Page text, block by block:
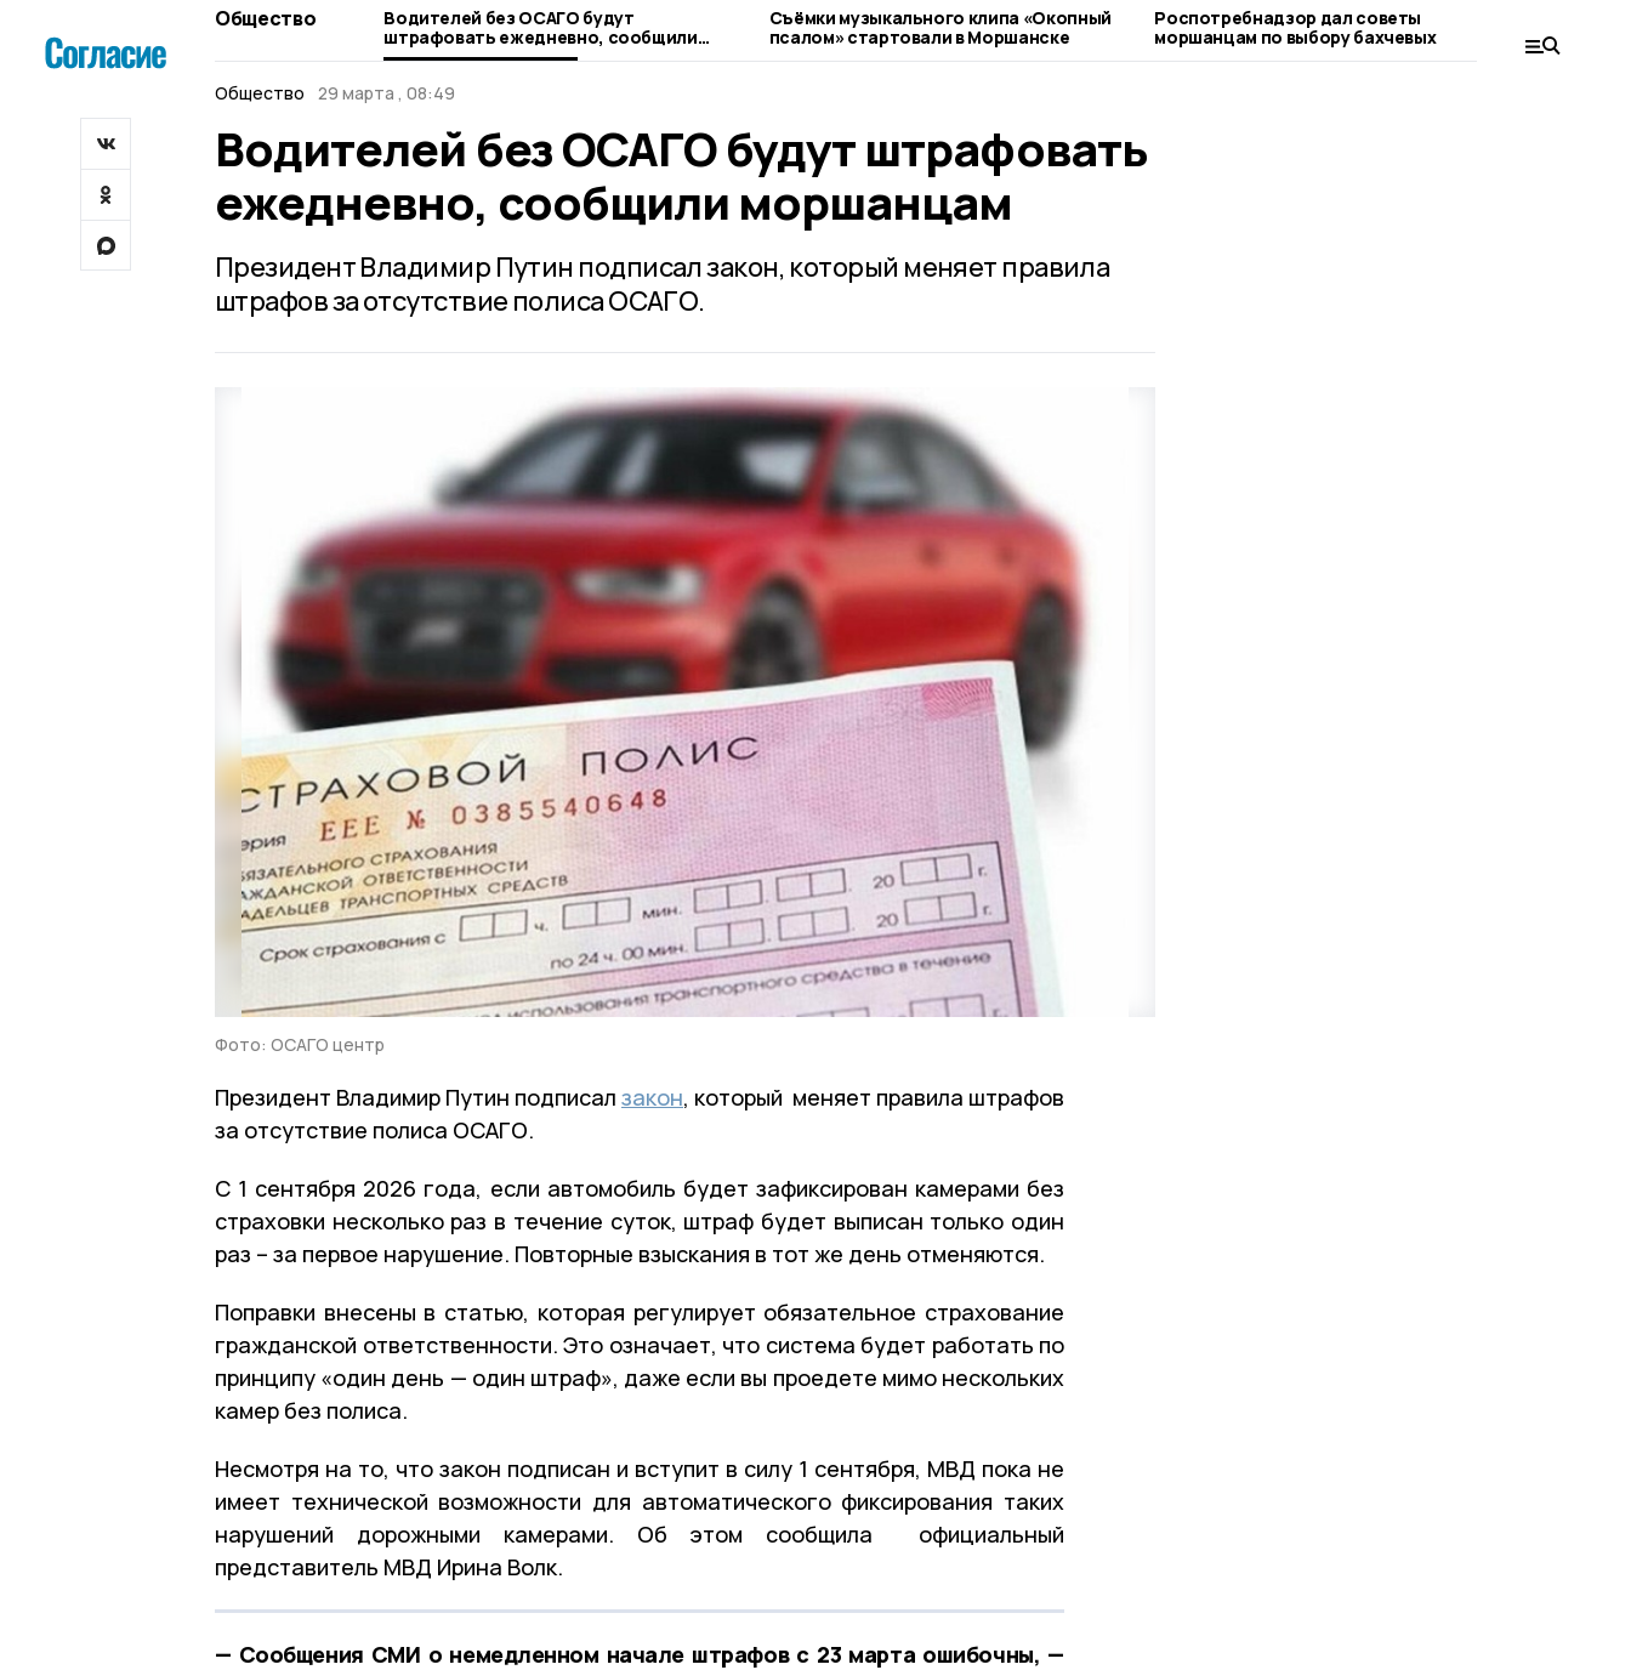
Общество
Водителей без ОСАГО будут
штрафовать ежедневно, сообщили
моршанцам
Съёмки музыкального клипа «Окопный
псалом» стартовали в Моршанске
Роспотребнадзор дал советы
моршанцам по выбору бахчевых
граждан
Общество
29 марта , 08:49
Водителей без ОСАГО будут штрафовать
ежедневно, сообщили моршанцам
Президент Владимир Путин подписал закон, который меняет правила
штрафов за отсутствие полиса ОСАГО.
Фото: ОСАГО центр
Президент Владимир Путин подписал закон, который меняет правила штрафов
за отсутствие полиса ОСАГО.
С 1 сентября 2026 года, если автомобиль будет зафиксирован камерами без
страховки несколько раз в течение суток, штраф будет выписан только один
раз – за первое нарушение. Повторные взыскания в тот же день отменяются.
Поправки внесены в статью, которая регулирует обязательное страхование
гражданской ответственности. Это означает, что система будет работать по
принципу «один день — один штраф», даже если вы проедете мимо нескольких
камер без полиса.
Несмотря на то, что закон подписан и вступит в силу 1 сентября, МВД пока не
имеет технической возможности для автоматического фиксирования таких
нарушений дорожными камерами. Об этом сообщила официальный
представитель МВД Ирина Волк.
— Сообщения СМИ о немедленном начале штрафов с 23 марта ошибочны, —